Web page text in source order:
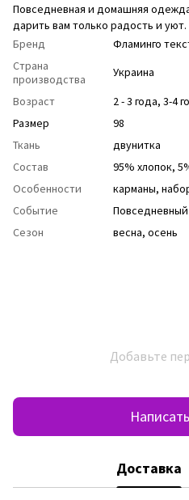
Повседневная и домашняя
дарить вам только радость и уют.
Бренд
Фламинго
Страна
производства
Украина
Возраст
2 - 3 года, 3-4
Размер
98
Ткань
двунитка
Состав
95% хлопок,
Особенности
карманы,
Событие
Повседневный
Сезон
весна, осень
Добавьте
Доставка